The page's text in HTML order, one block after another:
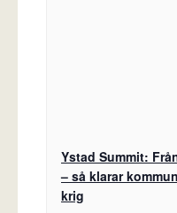
Ystad Summit:
– så klarar
krig